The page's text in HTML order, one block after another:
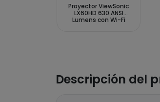
Proyector ViewSonic
LX60HD 630 ANSI
Lumens con Wi-Fi
Descripción del